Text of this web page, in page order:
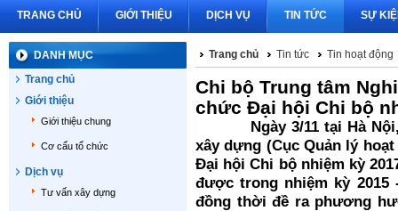
TRANG CHỦ GIỚI THIỆU DỊCH VỤ TIN TỨC SỰ
DANH MỤC
Trang chủ
Giới thiệu
Giới thiệu chung
Cơ cấu tổ chức
Dịch vụ
Tư vấn xây dựng
Trang chủ Tin tức Tin hoạt động
Chi bộ Trung tâm
chức Đại hội Chi bộ
Ngày 3/11 tại Hà Nội,
xây dựng (Cục Quản lý
Đại hội Chi bộ nhiệm kỳ
được trong nhiệm kỳ 2015
đồng thời đề ra phương